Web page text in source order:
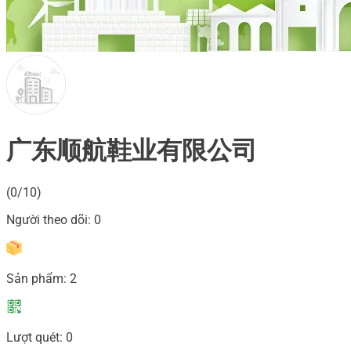
广东顺航鞋业有限公司
(0/10)
Người theo dõi: 0
Sản phẩm: 2
Lượt quét: 0